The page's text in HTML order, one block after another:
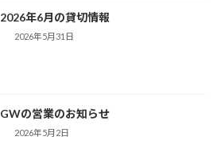
2026年6月の貸切情報
2026年5月31日
GWの営業のお知らせ
2026年5月2日